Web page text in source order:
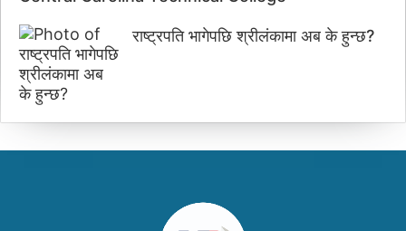
राष्ट्रपति भागेपछि श्रीलंकामा अब के हुन्छ?